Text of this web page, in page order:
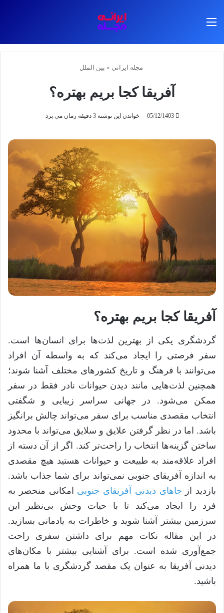
مجله ایرانی » بین الملل
آفریقا کجا بریم بهتره؟
05/12/1403 خواندن این نوشته 3 دقیقه زمان می برد
آفریقا کجا بریم بهتره؟
گردشگری یکی از بهترین لذت‌ها برای انسان‌ها است.
سفر فرصتی را ایجاد می‌کند که به واسطه آن افراد
می‌توانند با فرهنگ و تاریخ کشور‌های مختلف آشنا شوند؛
همچنین لذت‌هایی مانند دیدن حیوانات نادر فقط در سفر
ممکن می‌شود. در جهانی سراسر زیبایی و شگفتی
انتخاب مقصدی مناسب برای سفر می‌تواند چالش برانگیز
باشد. اما در نظر گرفتن علایق و سلایق می‌تواند با محدود
ساختن گزینه‌ها انتخاب را راحت‌تر کند. اگر از آن دسته از
افراد علاقه‌مند به طبیعت و حیوانات هستید هیچ مقصدی
به اندازه آفریقای جنوبی نمی‌تواند برای شما جذاب باشد.
بازدید از جا‌های دیدنی آفریقای جنوبی امکانی منحصر به
فرد را ایجاد می‌کند تا با حیات وحش بی‌نظیر این
سرزمین بیشتر آشنا شوید و خاطرات به یادمانی بسازید.
در این مقاله نکات مهم برای داشتن سفری راحت
جمع‌آوری شده است. برای آشنایی بیشتر با مکان‌های
دیدنی آفریقا به عنوان یک مقصد گردشگری با ما همراه
باشید.